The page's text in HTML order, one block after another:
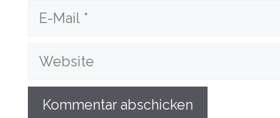
E-
Website